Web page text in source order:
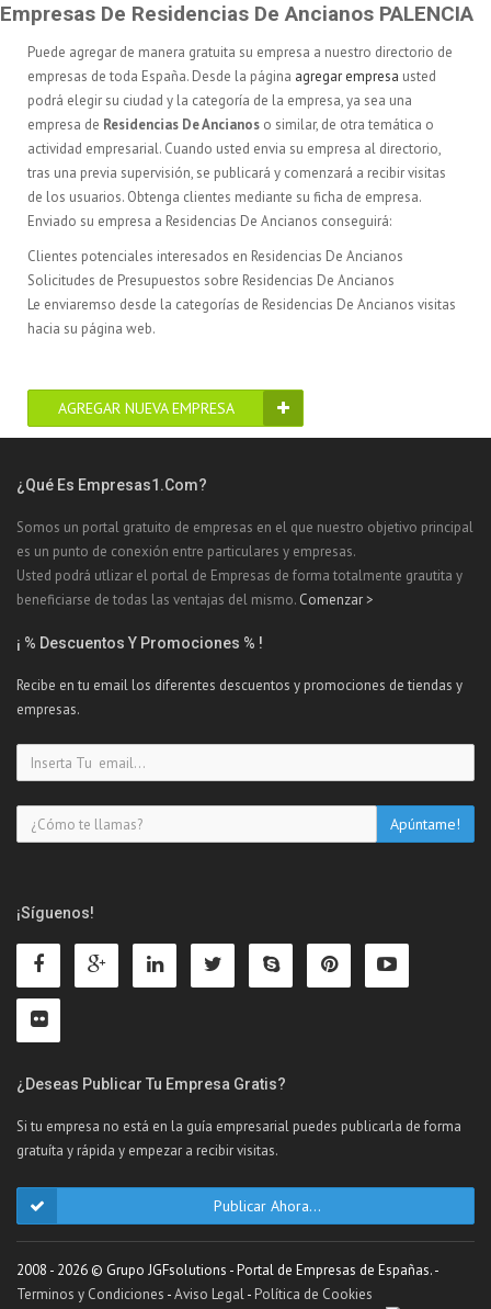
Empresas De Residencias De Ancianos PALENCIA
Puede agregar de manera gratuita su empresa a nuestro directorio de
empresas de toda España. Desde la página agregar empresa usted
podrá elegir su ciudad y la categoría de la empresa, ya sea una
empresa de Residencias De Ancianos o similar, de otra temática o
actividad empresarial. Cuando usted envia su empresa al directorio,
tras una previa supervisión, se publicará y comenzará a recibir visitas
de los usuarios. Obtenga clientes mediante su ficha de empresa.
Enviado su empresa a Residencias De Ancianos conseguirá:
Clientes potenciales interesados en Residencias De Ancianos
Solicitudes de Presupuestos sobre Residencias De Ancianos
Le enviaremso desde la categorías de Residencias De Ancianos visitas
hacia su página web.
AGREGAR NUEVA EMPRESA
¿Qué Es Empresas1.com?
Somos un portal gratuito de empresas en el que nuestro objetivo principal
es un punto de conexión entre particulares y empresas.
Usted podrá utlizar el portal de Empresas de forma totalmente grautita y
beneficiarse de todas las ventajas del mismo. Comenzar >
¡ % Descuentos Y Promociones % !
Recibe en tu email los diferentes descuentos y promociones de tiendas y
empresas.
¡Síguenos!
¿Deseas Publicar Tu Empresa Gratis?
Si tu empresa no está en la guía empresarial puedes publicarla de forma
gratuíta y rápida y empezar a recibir visitas.
Publicar Ahora...
2008 - 2026 © Grupo JGFsolutions - Portal de Empresas de Españas. -
Terminos y Condiciones -Aviso Legal- Política de Cookies